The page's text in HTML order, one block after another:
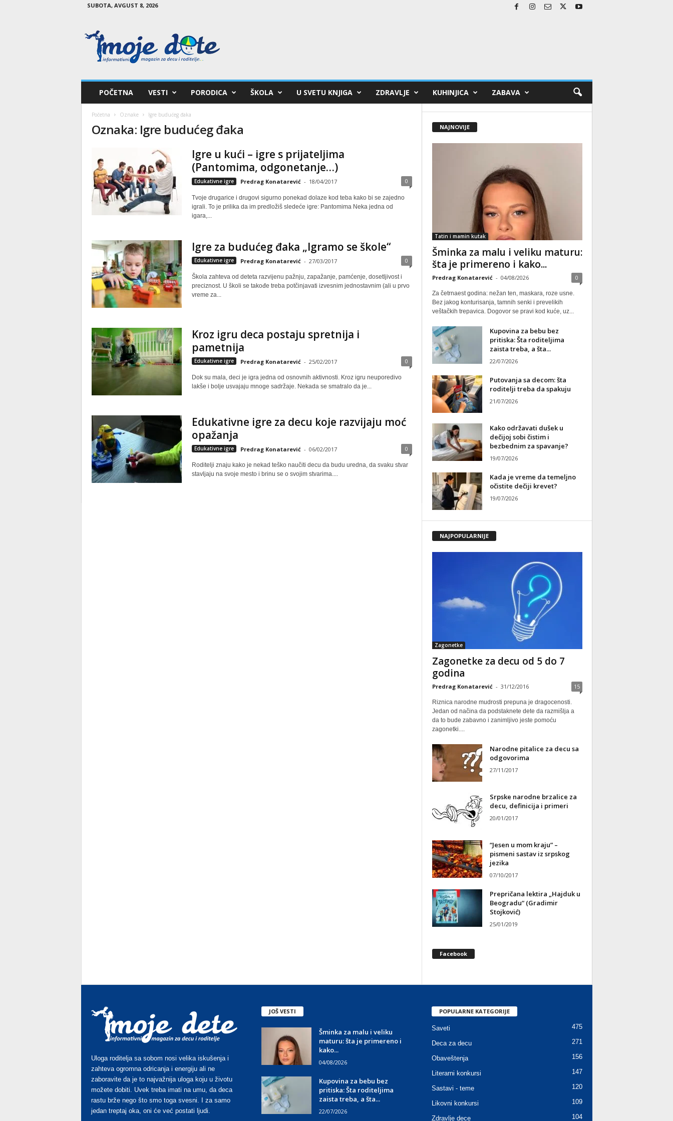
SUBOTA, AVGUST 8, 2026
o
POČETNA VESTI PORODICA ŠKOLA U SVETU KNJIGA ZDRAVLJE KUHINJICA ZABAVA
Početna Oznake Igre budućeg đaka
Oznaka: Igre budućeg đaka
Igre u kući – igre s prijateljima
(Pantomima, odgonetanje…)
Edukativne igre Predrag Konatarević - 18/04/2017 0
Tvoje drugarice i drugovi sigurno ponekad dolaze kod teba kako bi se zajedno
igrali. To je prilika da im predložiš sledeće igre: Pantomima Neka jedna od
igara,...
Igre za budućeg đaka „Igramo se škole“
Edukativne igre Predrag Konatarević - 27/03/2017 0
Škola zahteva od deteta razvijenu pažnju, zapažanje, pamćenje, dosetljivost i
preciznost. U školi se takođe treba potčinjavati izvesnim jednostavnim (ali u prvo
vreme za...
Kroz igru deca postaju spretnija i
pametnija
Edukativne igre Predrag Konatarević - 25/02/2017 0
Dok su mala, deci je igra jedna od osnovnih aktivnosti. Kroz igru neuporedivo
lakše i bolje usvajaju mnoge sadržaje. Nekada se smatralo da je...
Edukativne igre za decu koje razvijaju moć
opažanja
Edukativne igre Predrag Konatarević - 06/02/2017 0
Roditelji znaju kako je nekad teško naučiti decu da budu uredna, da svaku stvar
stavljaju na svoje mesto i brinu se o svojim stvarima....
NAJNOVIJE
Tatin i mamin kutak
Šminka za malu i veliku maturu:
šta je primereno i kako...
Predrag Konatarević - 04/08/2026 0
Za četrnaest godina: nežan ten, maskara, roze usne.
Bez jakog konturisanja, tamnih senki i prevelikih
veštačkih trepavica. Dogovor se pravi kod kuće, uz...
Kupovina za bebu bez
pritiska: Šta roditeljima
zaista treba, a šta...
22/07/2026
Putovanja sa decom: šta
roditelji treba da spakuju
21/07/2026
Kako održavati dušek u
dečijoj sobi čistim i
bezbednim za spavanje?
19/07/2026
Kada je vreme da temeljno
očistite dečiji krevet?
19/07/2026
NAJPOPULARNIJE
Zagonetke
Zagonetke za decu od 5 do 7
godina
Predrag Konatarević - 31/12/2016 15
Riznica narodne mudrosti prepuna je dragocenosti.
Jedan od načina da podstaknete dete da razmišlja a
da to bude zabavno i zanimljivo jeste pomoću
zagonetki....
Narodne pitalice za decu sa
odgovorima
27/11/2017
Srpske narodne brzalice za
decu, definicija i primeri
20/01/2017
“Jesen u mom kraju” –
pismeni sastav iz srpskog
jezika
07/10/2017
Prepričana lektira „Hajduk u
Beogradu“ (Gradimir
Stojković)
25/01/2019
Facebook
Uloga roditelja sa sobom nosi velika iskušenja i
zahteva ogromna odricanja i energiju ali ne
zaboravite da je to najvažnija uloga koju u životu
možete dobiti. Uvek treba imati na umu, da deca
rastu brže nego što smo toga svesni. I za samo
jedan treptaj oka, oni će već postati ljudi.
JOŠ VESTI
Šminka za malu i veliku
maturu: šta je primereno i
kako...
04/08/2026
Kupovina za bebu bez
pritiska: Šta roditeljima
zaista treba, a šta...
22/07/2026
POPULARNE KATEGORIJE
Saveti 475
Deca za decu 271
Obaveštenja 156
Literarni konkursi 147
Sastavi - teme 120
Likovni konkursi 109
Zdravlje dece 104